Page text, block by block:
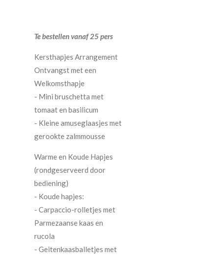
Te bestellen vanaf 25 pers
Kersthapjes Arrangement
Ontvangst met een
Welkomsthapje
- Mini bruschetta met
tomaat en basilicum
- Kleine amuseglaasjes met
gerookte zalmmousse
Warme en Koude Hapjes
(rondgeserveerd door
bediening)
- Koude hapjes:
- Carpaccio-rolletjes met
Parmezaanse kaas en
rucola
- Geitenkaasballetjes met